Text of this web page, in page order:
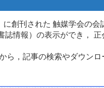
創刊された 触媒学会の会
情報）の表示ができ，
，記事の検索やダウン